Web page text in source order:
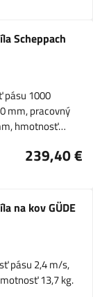
Scheppach
pásu 1000
mm, pracovný
hmotnosť…
239,40 €
na kov GÜDE
pásu 2,4 m/s,
13,7 kg.